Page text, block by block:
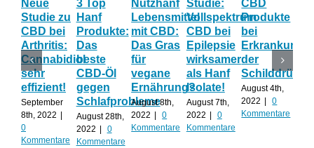
Neue
Studie zu
CBD bei
Arthritis:
Cannabidiol
sehr
effizient!
September
8th, 2022
0
Kommentare
3 Top
Hanf
Produkte:
Das
beste
CBD-Öl
gegen
Schlafprobleme
August 28th,
2022
0
Kommentare
Nutzhanf
Lebensmittel
mit CBD:
Das Gras
für
vegane
Ernährung?
August 8th,
2022
0
Kommentare
Studie:
Vollspektrum
CBD bei
Epilepsie
wirksamer
als Hanf
Isolate!
August 7th,
2022
0
Kommentare
CBD
Produkte
bei
der
Schilddrüse
August 4th,
2022
0
Kommentare